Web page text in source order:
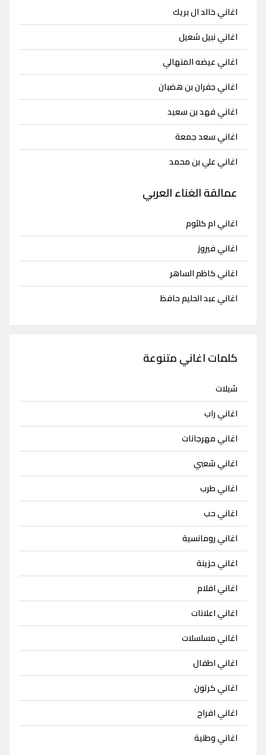
اغاني خالد ال بريك
اغاني نبيل شعيل
اغاني عيضه المنهالي
اغاني جفران بن هضبان
اغاني فهد بن سعيد
اغاني سعد جمعة
اغاني علي بن محمد
عمالقة الغناء العربي
اغاني ام كلثوم
اغاني فيروز
اغاني كاظم الساهر
اغاني عبد الحليم حافظ
كلمات اغاني متنوعة
شيلات
اغاني راب
اغاني مهرجانات
اغاني شعبي
اغاني طرب
اغاني حب
اغاني رومانسية
اغاني حزينة
اغاني افلام
اغاني اعلانات
اغاني مسلسلات
اغاني اطفال
اغاني كرتون
اغاني افراح
اغاني وطنية